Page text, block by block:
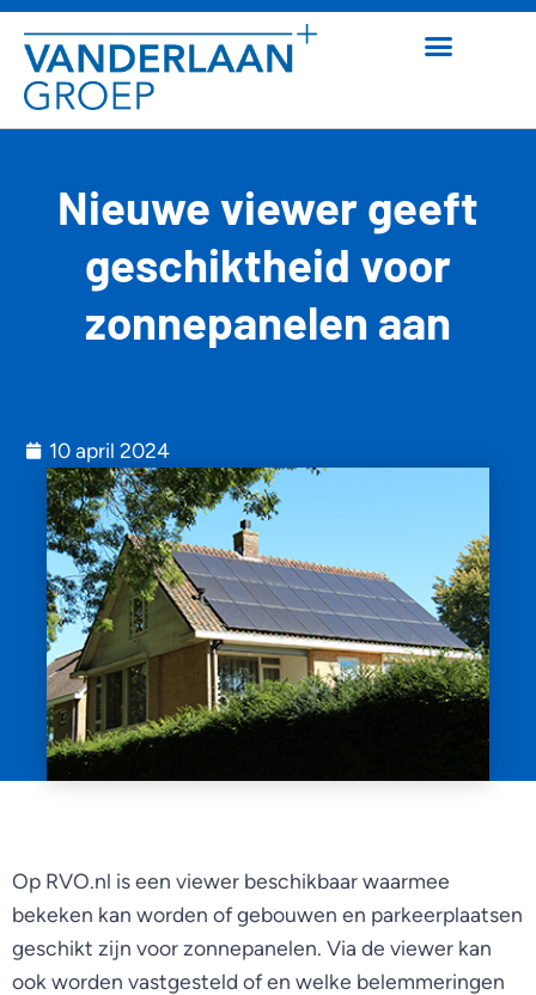
Nieuwe viewer geeft
geschiktheid voor
zonnepanelen aan
10 april 2024
Op RVO.nl is een viewer beschikbaar waarmee
bekeken kan worden of gebouwen en parkeerplaatsen
geschikt zijn voor zonnepanelen. Via de viewer kan
ook worden vastgesteld of en welke belemmeringen